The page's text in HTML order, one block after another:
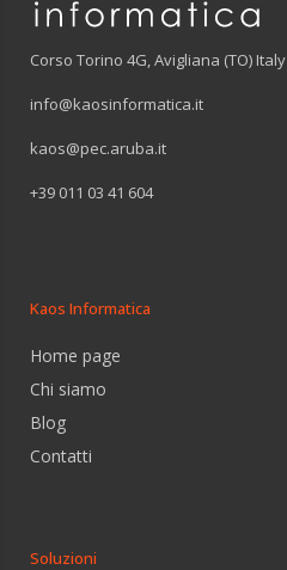
Corso Torino 4G, Avigliana (TO) Italy
info@kaosinformatica.it
kaos@pec.aruba.it
+39 011 03 41 604
Kaos Informatica
Home page
Chi siamo
Blog
Contatti
Soluzioni